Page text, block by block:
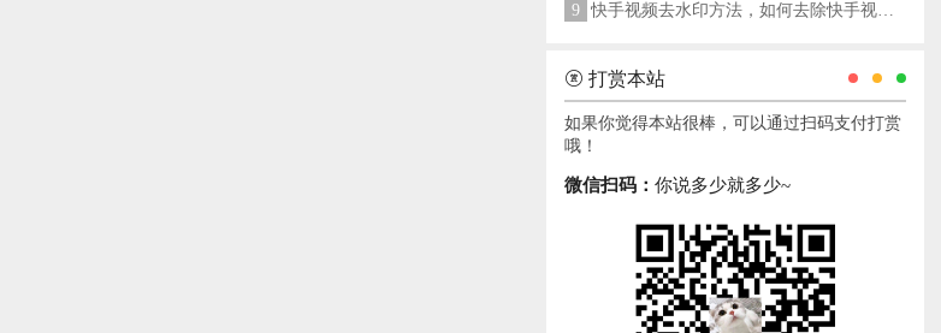
9
快手视频去水印方法，如何去除快手视频水印
打赏本站
如果你觉得本站很棒，可以通过扫码支付打赏
哦！
微信扫码： 你说多少就多少~